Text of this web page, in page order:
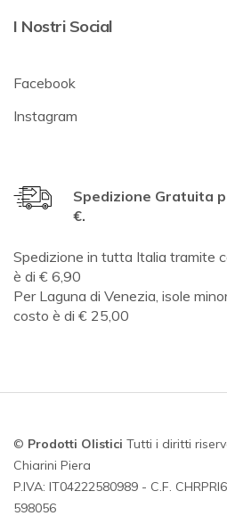
I Nostri Social
Facebook
Instagram
Spedizione Gratuita
€.
Spedizione in tutta Italia tramite
è di € 6,90
Per Laguna di Venezia, isole
costo è di € 25,00
© Prodotti Olistici Tutti i diritti
Chiarini Piera
P.IVA: IT04222580989 - C.F.
598056